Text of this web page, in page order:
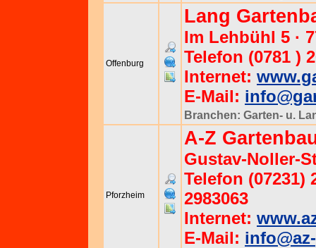
Offenburg
Lang
Im Lehbühl 5 ·
Telefon (0781 )
Internet:
E-Mail:
Branchen: Garten- u.
Pforzheim
A-Z
Gustav-Noller-
Telefon (07231)
2983063
Internet:
E-Mail: